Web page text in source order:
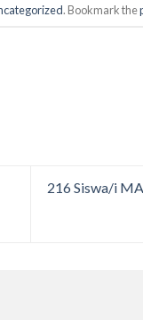
. Bookmark the
216 Siswa/i